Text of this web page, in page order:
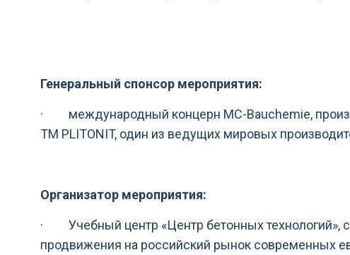
Генеральный спонсор мероприятия:
· международный концерн MC-Bauchemie,
ТМ PLITONIT, один из ведущих мировых
Организатор мероприятия:
· Учебный центр «Центр бетонных технологий»,
продвижения на российский рынок современных